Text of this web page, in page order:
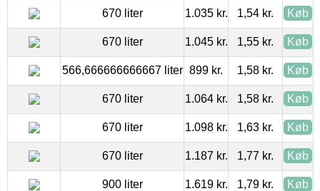
670 liter 1.035 kr. 1,54 kr. Køb
670 liter 1.045 kr. 1,55 kr. Køb
566,666666666667 liter 899 kr. 1,58 kr. Køb
670 liter 1.064 kr. 1,58 kr. Køb
670 liter 1.098 kr. 1,63 kr. Køb
670 liter 1.187 kr. 1,77 kr. Køb
900 liter 1.619 kr. 1,79 kr. Køb